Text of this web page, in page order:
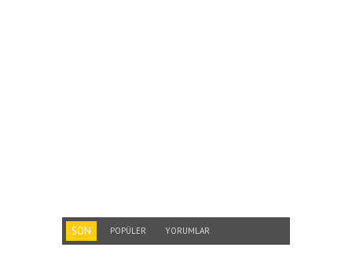
SON POPÜLER YORUMLAR